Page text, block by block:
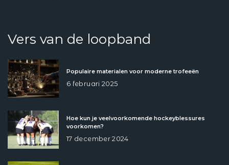
Vers van de loopband
Populaire materialen voor moderne trofeeën
6 februari 2025
Hoe kun je veelvoorkomende hockeyblessures
voorkomen?
17 december 2024